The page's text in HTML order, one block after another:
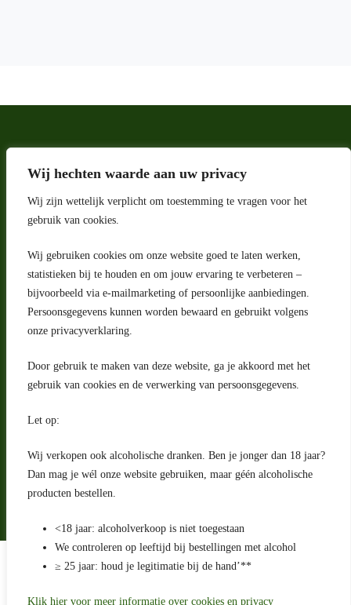
Wij hechten waarde aan uw privacy
Wij zijn wettelijk verplicht om toestemming te vragen voor het
gebruik van cookies.
Wij gebruiken cookies om onze website goed te laten werken,
statistieken bij te houden en om jouw ervaring te verbeteren –
bijvoorbeeld via e-mailmarketing of persoonlijke aanbiedingen.
Persoonsgegevens kunnen worden bewaard en gebruikt volgens
onze privacyverklaring.
Door gebruik te maken van deze website, ga je akkoord met het
gebruik van cookies en de verwerking van persoonsgegevens.
Let op:
Wij verkopen ook alcoholische dranken. Ben je jonger dan 18 jaar?
Dan mag je wél onze website gebruiken, maar géén alcoholische
producten bestellen.
<18 jaar: alcoholverkoop is niet toegestaan
We controleren op leeftijd bij bestellingen met alcohol
≥ 25 jaar: houd je legitimatie bij de hand’**
Klik hier voor meer informatie over cookies en privacy
Adres
Riga 4 E
2993 LW Barendrecht
Nederland
Contact
klantenservice@portugeseproducten.nl
Facebook
Herroepingsrecht
Bij bezorging van alcoholhoudende dranken voert de bezorger
Algemene voorwaarden
Betaling en levering